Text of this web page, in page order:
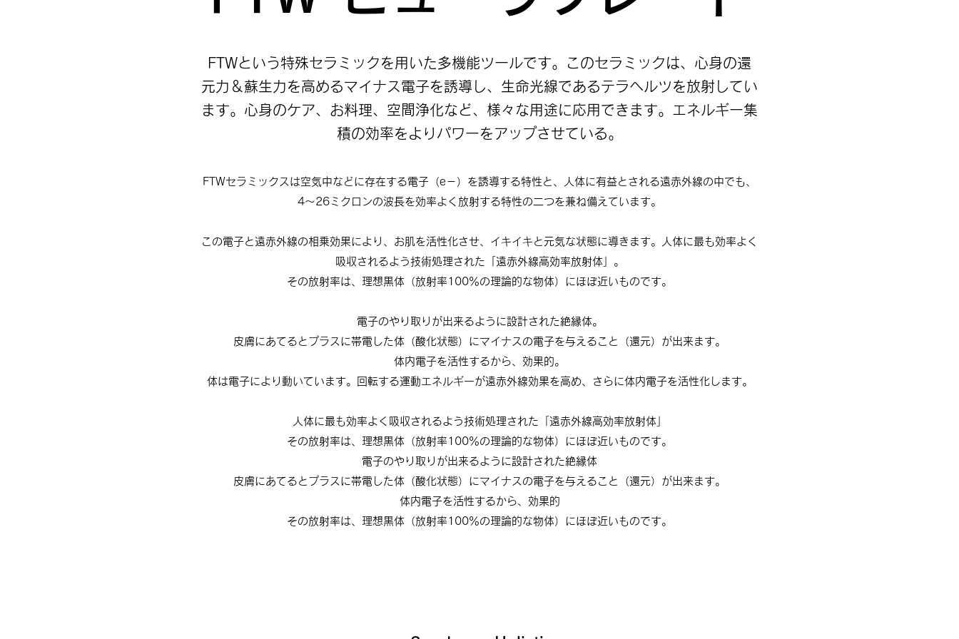
FTWという特殊セラミックを用いた多機能ツールです。このセラミックは、心身の還
元力＆蘇生力を高めるマイナス電子を誘導し、生命光線であるテラヘルツを放射してい
ます。心身のケア、お料理、空間浄化など、様々な用途に応用できます。エネルギー集
積の効率をよりパワーをアップさせている。
FTWセラミックスは空気中などに存在する電子（e－）を誘導する特性と、人体に有益とされる遠赤外線の中でも、
4～26ミクロンの波長を効率よく放射する特性の二つを兼ね備えています。
この電子と遠赤外線の相乗効果により、お肌を活性化させ、イキイキと元気な状態に導きます。人体に最も効率よく
吸収されるよう技術処理された「遠赤外線高効率放射体」。
その放射率は、理想黒体（放射率100％の理論的な物体）にほぼ近いものです。
電子のやり取りが出来るように設計された絶縁体。
皮膚にあてるとプラスに帯電した体（酸化状態）にマイナスの電子を与えること（還元）が出来ます。
体内電子を活性するから、効果的。
体は電子により動いています。回転する運動エネルギーが遠赤外線効果を高め、さらに体内電子を活性化します。
人体に最も効率よく吸収されるよう技術処理された「遠赤外線高効率放射体」
その放射率は、理想黒体（放射率100％の理論的な物体）にほぼ近いものです。
電子のやり取りが出来るように設計された絶縁体
皮膚にあてるとプラスに帯電した体（酸化状態）にマイナスの電子を与えること（還元）が出来ます。
体内電子を活性するから、効果的
その放射率は、理想黒体（放射率100％の理論的な物体）にほぼ近いものです。